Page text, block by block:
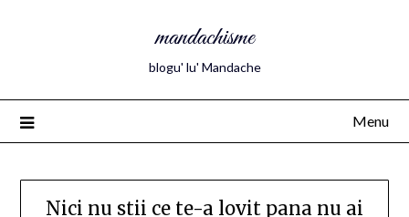
mandachisme
blogu' lu' Mandache
Menu
Nici nu stii ce te-a lovit pana nu ai